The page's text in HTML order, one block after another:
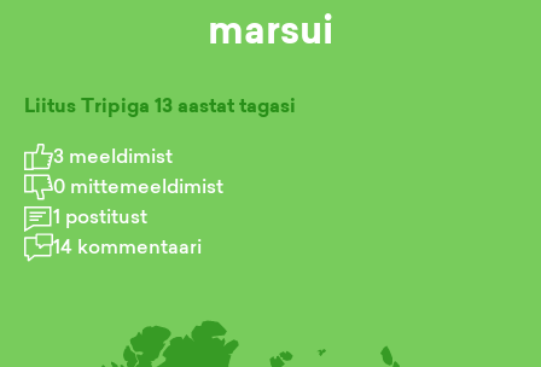
marsui
Liitus Tripiga 13 aastat tagasi
3 meeldimist
0 mittemeeldimist
1 postitust
14 kommentaari